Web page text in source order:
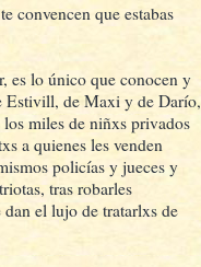
convencen que estabas
es lo único que conocen y
Estivill, de Maxi y de Darío,
miles de niñxs privados
a quienes les venden
policías y jueces y
tras robarles
dan el lujo de tratarlxs de